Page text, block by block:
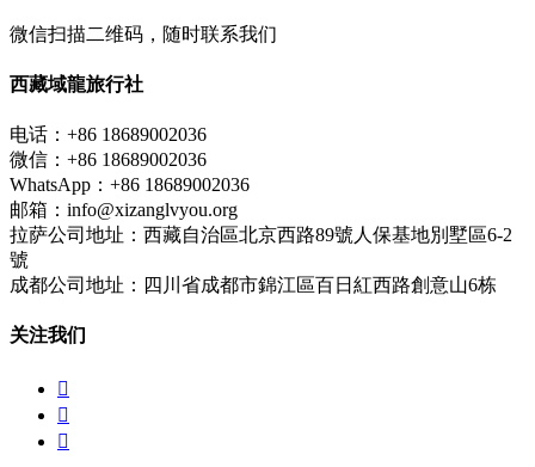
微信扫描二维码，随时联系我们
西藏域龍旅行社
电话：+86 18689002036
微信：+86 18689002036
WhatsApp：+86 18689002036
邮箱：info@xizanglvyou.org
拉萨公司地址：西藏自治區北京西路89號人保基地別墅區6-2
號
成都公司地址：四川省成都市錦江區百日紅西路創意山6栋
关注我们


